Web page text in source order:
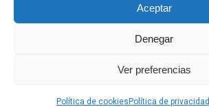
Aceptar
Denegar
Ver preferencias
Política de cookies Política de privacidad
Textos legales